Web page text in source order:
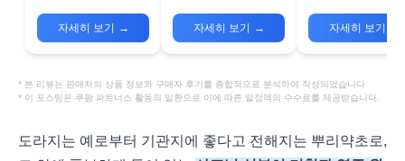
자세히 보기 → 자세히 보기 → 자세히 보기
* 본 리뷰는 판매처의 상품 정보와 구매자 후기를 종합적으로 분석하여 작성되었습니다
* 이 포스팅은 쿠팡 파트너스 활동의 일환으로 이에 따른 일정액의 수수료를 제공받습니다.
도라지는 예로부터 기관지에 좋다고 전해지는 뿌리약초로,